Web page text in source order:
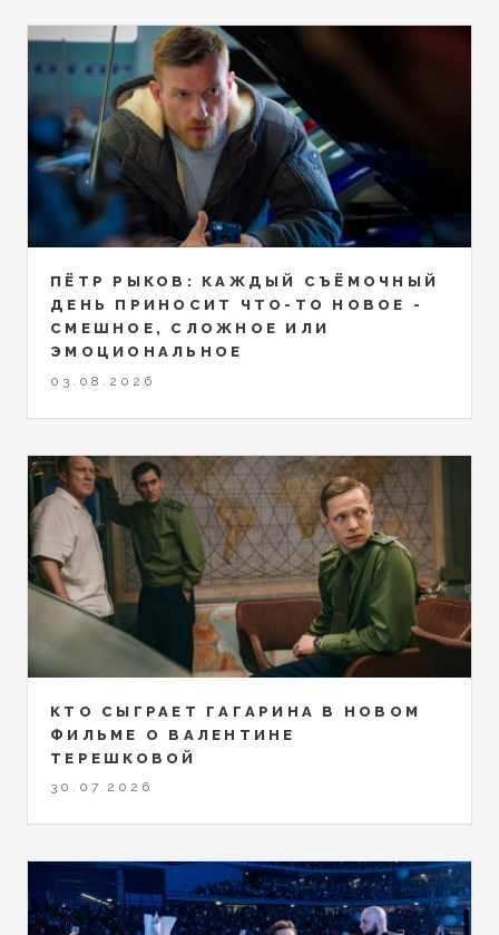
ПЁТР РЫКОВ: КАЖДЫЙ СЪЁМОЧНЫЙ
ДЕНЬ ПРИНОСИТ ЧТО-ТО НОВОЕ -
СМЕШНОЕ, СЛОЖНОЕ ИЛИ
ЭМОЦИОНАЛЬНОЕ
03.08.2026
КТО СЫГРАЕТ ГАГАРИНА В НОВОМ
ФИЛЬМЕ О ВАЛЕНТИНЕ
ТЕРЕШКОВОЙ
30.07.2026